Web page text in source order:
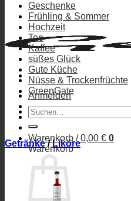
Anmelden
Warenkorb /0,00 € 0
Warenkorb
Geschenke
Frühling & Sommer
Hochzeit
Tee
Kaffee
süßes Glück
Gute Küche
Nüsse & Trockenfrüchte
GreenGate
Suchen
nach:
Getränke / Liköre